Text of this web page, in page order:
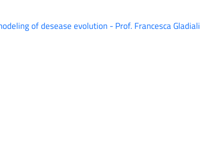
of desease evolution - Prof. Francesca Gladiali